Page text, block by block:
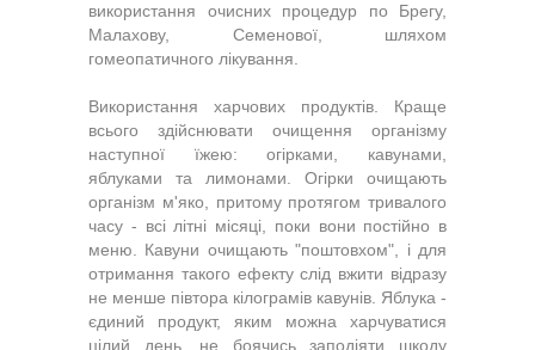
використання очисних процедур по Брегу,
Малахову, Семенової, шляхом
гомеопатичного лікування.
Використання харчових продуктів. Краще
всього здійснювати очищення організму
наступної їжею: огірками, кавунами,
яблуками та лимонами. Огірки очищають
організм м'яко, притому протягом тривалого
часу - всі літні місяці, поки вони постійно в
меню. Кавуни очищають "поштовхом", і для
отримання такого ефекту слід вжити відразу
не менше півтора кілограмів кавунів. Яблука -
єдиний продукт, яким можна харчуватися
цілий день, не боячись заподіяти шкоду